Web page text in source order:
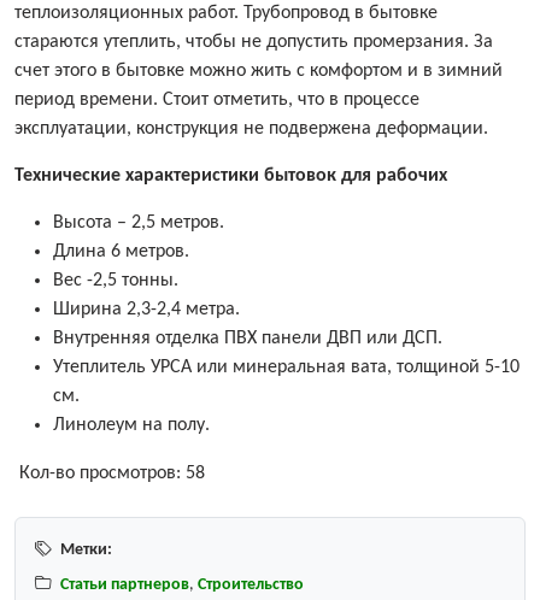
теплоизоляционных работ. Трубопровод в бытовке
стараются утеплить, чтобы не допустить промерзания. За
счет этого в бытовке можно жить с комфортом и в зимний
период времени. Стоит отметить, что в процессе
эксплуатации, конструкция не подвержена деформации.
Технические характеристики бытовок для рабочих
Высота – 2,5 метров.
Длина 6 метров.
Вес -2,5 тонны.
Ширина 2,3-2,4 метра.
Внутренняя отделка ПВХ панели ДВП или ДСП.
Утеплитель УРСА или минеральная вата, толщиной 5-10
см.
Линолеум на полу.
Кол-во просмотров: 58
Метки:
Статьи партнеров, Строительство